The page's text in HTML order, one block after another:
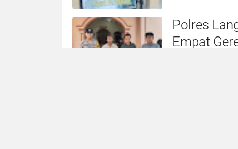
Polres
Empat